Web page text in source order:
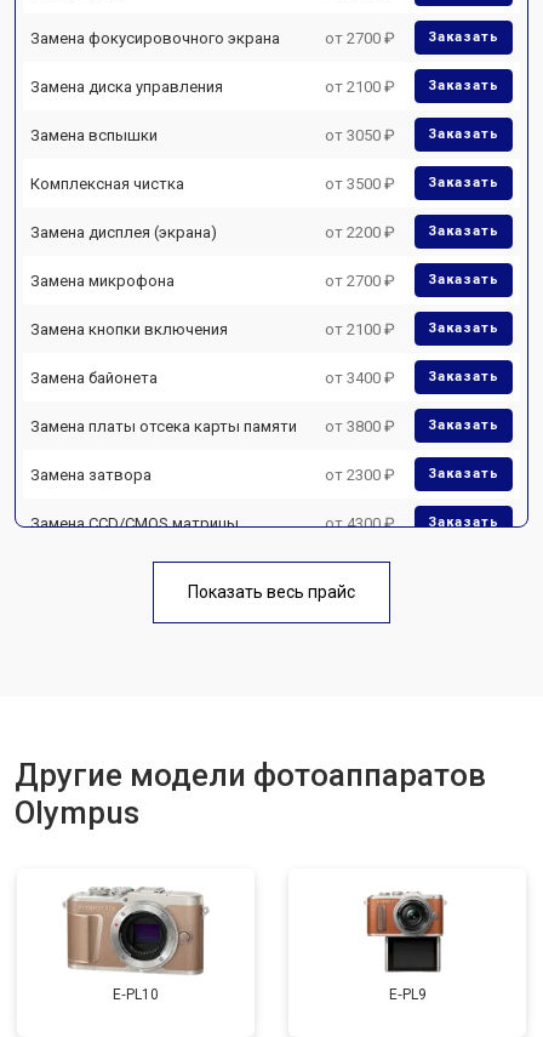
Замена фокусировочного экрана от 2700 ₽ Заказать
Замена диска управления от 2100 ₽ Заказать
Замена вспышки от 3050 ₽ Заказать
Комплексная чистка от 3500 ₽ Заказать
Замена дисплея (экрана) от 2200 ₽ Заказать
Замена микрофона от 2700 ₽ Заказать
Замена кнопки включения от 2100 ₽ Заказать
Замена байонета от 3400 ₽ Заказать
Замена платы отсека карты памяти от 3800 ₽ Заказать
Замена затвора от 2300 ₽ Заказать
Замена CCD/CMOS матрицы от 4300 ₽ Заказать
Чистка матрицы от 3100 ₽
Показать весь прайс
Другие модели фотоаппаратов
Olympus
E‑PL10 E‑PL9